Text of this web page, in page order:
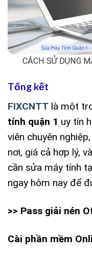
CÁCH SỬ DỤNG
Tổng kết
FIXCNTT là một
tính quận 1 uy tín
viên chuyên
nơi, giá cả hợp lý,
cần sửa máy tính
ngay hôm nay để
>> Pass giải nén
Cài phần mềm